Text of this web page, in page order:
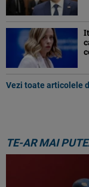
Vezi toate articolele
TE-AR MAI